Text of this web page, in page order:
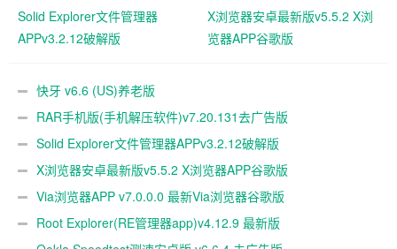
Solid Explorer文件管理器
APPv3.2.12破解版
X浏览器安卓最新版v5.5.2 X浏
览器APP谷歌版
快牙 v6.6 (US)养老版
RAR手机版(手机解压软件)v7.20.131去广告版
Solid Explorer文件管理器APPv3.2.12破解版
X浏览器安卓最新版v5.5.2 X浏览器APP谷歌版
Via浏览器APP v7.0.0.0 最新Via浏览器谷歌版
Root Explorer(RE管理器app)v4.12.9 最新版